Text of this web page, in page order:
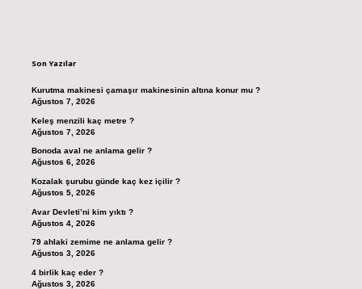
Son Yazılar
Kurutma makinesi çamaşır makinesinin altına konur mu ?
Ağustos 7, 2026
Keleş menzili kaç metre ?
Ağustos 7, 2026
Bonoda aval ne anlama gelir ?
Ağustos 6, 2026
Kozalak şurubu günde kaç kez içilir ?
Ağustos 5, 2026
Avar Devleti’ni kim yıktı ?
Ağustos 4, 2026
79 ahlaki zemime ne anlama gelir ?
Ağustos 3, 2026
4 birlik kaç eder ?
Ağustos 3, 2026